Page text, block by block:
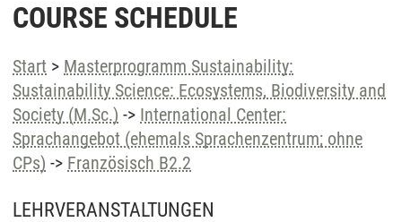
COURSE SCHEDULE
Start > Masterprogramm Sustainability:
Sustainability Science: Ecosystems, Biodiversity and
Society (M.Sc.) -> International Center:
Sprachangebot (ehemals Sprachenzentrum; ohne
CPs) -> Französisch B2.2
LEHRVERANSTALTUNGEN